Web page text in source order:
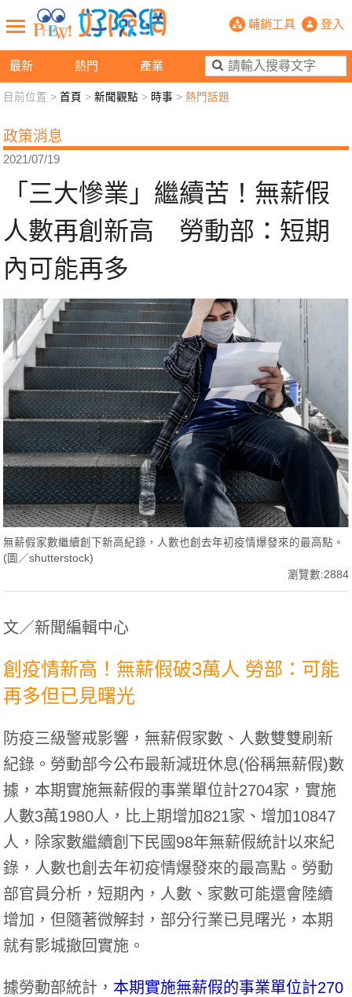
最新 熱門 產業
「三大慘業」繼續苦！無薪假人
輔銷工具 登入
新聞觀點 業務交流 好險懂生活
退休先準備 好險學堂 輔銷工具 活動專區
目前位置 >首頁 >新聞觀點 > 時事 >熱門話題
政策消息
2021/07/19
「三大慘業」繼續苦！無薪假
人數再創新高 勞動部：短期
內可能再多
無薪假家數繼續創下新高紀錄，人數也創去年初疫情爆發來的最高點。
(圖／shutterstock)
瀏覽數:2884
文／新聞編輯中心
創疫情新高！無薪假破3萬人 勞部：可能
再多但已見曙光
防疫三級警戒影響，無薪假家數、人數雙雙刷新
紀錄。勞動部今公布最新減班休息(俗稱無薪假)數
據，本期實施無薪假的事業單位計2704家，實施
人數3萬1980人，比上期增加821家、增加10847
人，除家數繼續創下民國98年無薪假統計以來紀
錄，人數也創去年初疫情爆發來的最高點。勞動
部官員分析，短期內，人數、家數可能還會陸續
增加，但隨著微解封，部分行業已見曙光，本期
就有影城撤回實施。
據勞動部統計， 本期實施無薪假的事業單位計270